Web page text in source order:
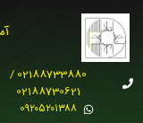
02188733880 /
02188730621
0۹۲۰۵۲۰۱۳۸۸